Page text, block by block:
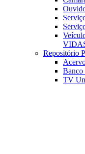
Repositório
Banco
TV